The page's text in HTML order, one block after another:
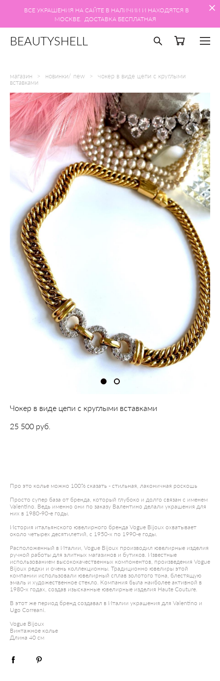
ВСЕ УКРАШЕНИЯ НА САЙТЕ В НАЛИЧИИ И НАХОДЯТСЯ В
МОСКВЕ. ДОСТАВКА БЕСПЛАТНАЯ
BEAUTYSHELL
магазин > новинки/ new >
чокер в виде цепи с круглыми
вставками
Чокер в виде цепи с круглыми вставками
25 500 pуб.
Про это колье можно 100% сказать - стильная, лаконичная роскошь
Просто супер база от бренда, который глубоко и долго связан с именем
Valentino. Ведь именно они по заказу Валентино делали украшения для
них в 1980-90-е годы.
История итальянского ювелирного бренда Vogue Bijoux охватывает
около четырех десятилетий, с 1950-х по 1990-е годы.
Расположенный в Италии, Vogue Bijoux производил ювелирные изделия
ручной работы для элитных магазинов и бутиков. Известные
использованием высококачественных компонентов, произведения Vogue
Bijoux редки и очень коллекционны. Традиционно ювелиры этой
компании использовали ювелирный сплав золотого тона, блестящую
эмаль и художественное стекло. Компания была наиболее активной в
1980-х годах, создав изысканные ювелирные изделия Haute Couture.
В этот же период бренд создавал в Италии украшения для Valentino и
Ugo Correani.
Vogue Bijoux
Винтажное колье
Длина 40 см